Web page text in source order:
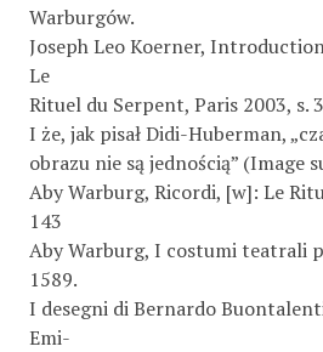
Warburgów.
Joseph Leo Koerner,
Le
Rituel du Serpent, Paris 2003, s.
I że, jak pisał Didi-Huberman,
obrazu nie są jednością” (Image
Aby Warburg, Ricordi, [w]: Le
143
Aby Warburg, I costumi teatrali
1589.
I desegni di Bernardo
Emi-